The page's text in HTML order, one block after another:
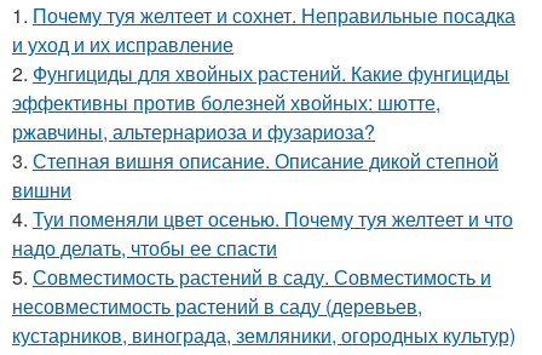
1. Почему туя желтеет и сохнет. Неправильные посадка
и уход и их исправление
2. Фунгициды для хвойных растений. Какие фунгициды
эффективны против болезней хвойных: шютте,
ржавчины, альтернариоза и фузариоза?
3. Степная вишня описание. Описание дикой степной
вишни
4. Туи поменяли цвет осенью. Почему туя желтеет и что
надо делать, чтобы ее спасти
5. Совместимость растений в саду. Совместимость и
несовместимость растений в саду (деревьев,
кустарников, винограда, земляники, огородных культур)